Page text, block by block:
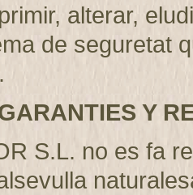
alterar,
de seguretat
Y
S.L. no es fa